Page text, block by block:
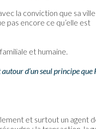
la conviction que sa
pas encore ce qu’elle est
et humaine.
d’un seul principe que
et surtout un agent